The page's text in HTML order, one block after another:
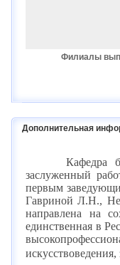
Филиалы
Дополнительная
Кафедра
заслуженный
первым
Гавриной Л.Н.,
направлена на
единственная в